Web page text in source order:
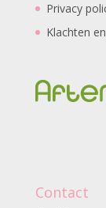
Privacy
Klachten
Contact